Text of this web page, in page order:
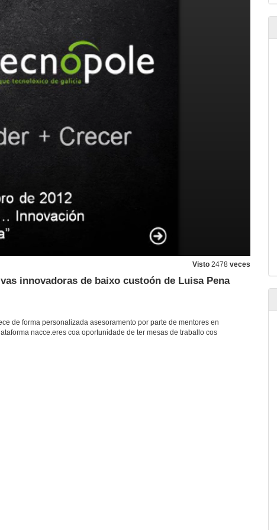
Visto 2478 veces
innovadoras de baixo custoón de Luisa Pena
de forma personalizada asesoramento por parte de mentores en
nacce.eres coa oportunidade de ter mesas de traballo cos